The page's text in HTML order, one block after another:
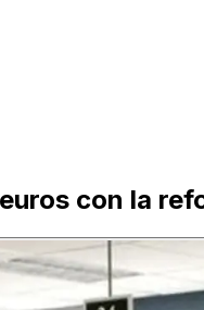
con la